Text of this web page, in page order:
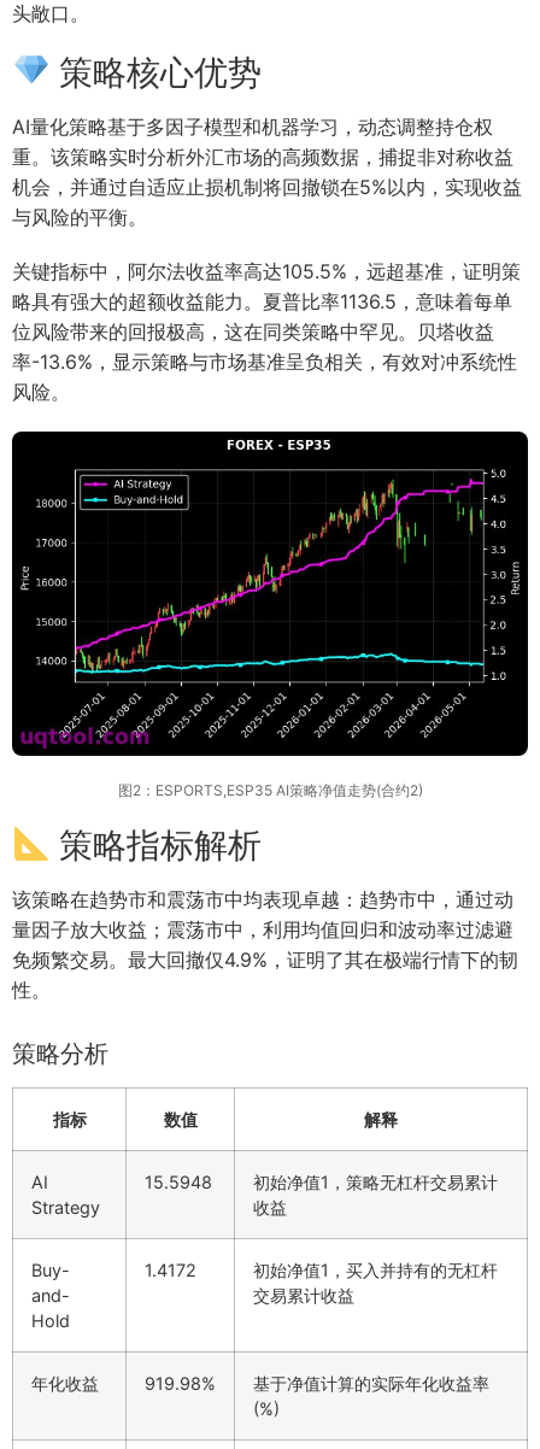
头敞口。
策略核心优势
AI量化策略基于多因子模型和机器学习，动态调整持仓权
重。该策略实时分析外汇市场的高频数据，捕捉非对称收益
机会，并通过自适应止损机制将回撤锁在5%以内，实现收益
与风险的平衡。
关键指标中，阿尔法收益率高达105.5%，远超基准，证明策
略具有强大的超额收益能力。夏普比率1136.5，意味着每单
位风险带来的回报极高，这在同类策略中罕见。贝塔收益
率-13.6%，显示策略与市场基准呈负相关，有效对冲系统性
风险。
图2：ESPORTS,ESP35 AI策略净值走势(合约2)
策略指标解析
该策略在趋势市和震荡市中均表现卓越：趋势市中，通过动
量因子放大收益；震荡市中，利用均值回归和波动率过滤避
免频繁交易。最大回撤仅4.9%，证明了其在极端行情下的韧
性。
策略分析
指标 数值 解释
AI
Strategy
15.5948
初始净值1，策略无杠杆交易累计
收益
Buy-
and-
Hold
1.4172
初始净值1，买入并持有的无杠杆
交易累计收益
年化收益 919.98%
基于净值计算的实际年化收益率
(%)